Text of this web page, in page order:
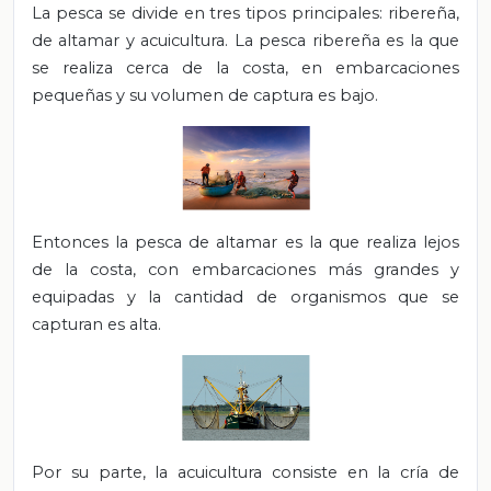
La pesca se divide en tres tipos principales: ribereña,
de altamar y acuicultura. La pesca ribereña es la que
se realiza cerca de la costa, en embarcaciones
pequeñas y su volumen de captura es bajo.
Entonces la pesca de altamar es la que realiza lejos
de la costa, con embarcaciones más grandes y
equipadas y la cantidad de organismos que se
capturan es alta.
Por su parte, la acuicultura consiste en la cría de